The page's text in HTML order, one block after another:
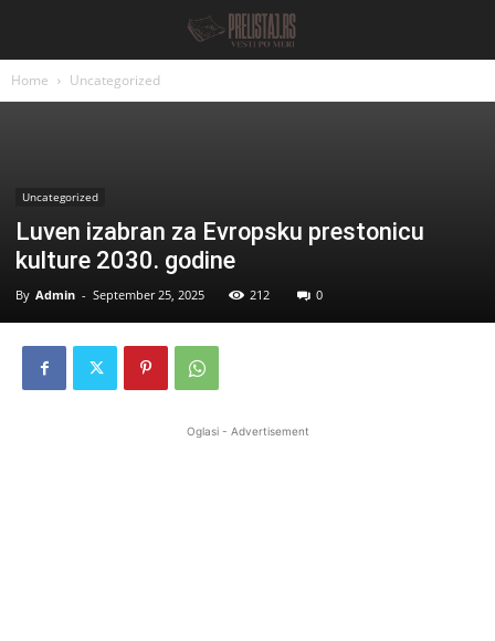
Home Uncategorized
Uncategorized
Luven izabran za Evropsku prestonicu
kulture 2030. godine
By Admin - September 25, 2025 212 0
Oglasi - Advertisement